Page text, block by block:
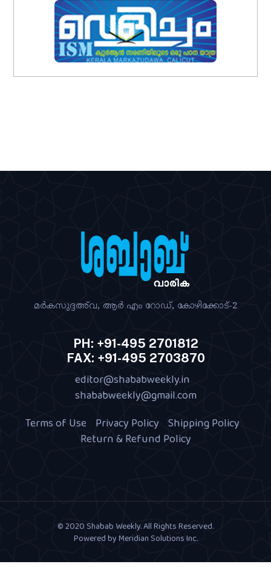
മര്‍കസുദ്ദഅ്‌വ, ആര്‍ എം റോഡ്‌, കോഴിക്കോട്‌-2
PH: +91-495 2701812
FAX: +91-495 2703870
editor@shababweekly.in
shababweekly@gmail.com
Terms of Use
Privacy Policy Shipping Policy
Return & Refund Policy
© 2020 Shabab Weekly. All Rights Reserved.
Powered by Meridian Solutions Inc.